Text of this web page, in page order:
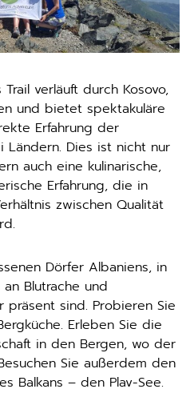
verläuft durch Kosovo,
und bietet spektakuläre
Erfahrung der
Ländern. Dies ist nicht nur
auch eine kulinarische,
Erfahrung, die in
zwischen Qualität
Dörfer Albaniens, in
Blutrache und
präsent sind. Probieren Sie
Erleben Sie die
in den Bergen, wo der
Sie außerdem den
Balkans – den Plav-See.